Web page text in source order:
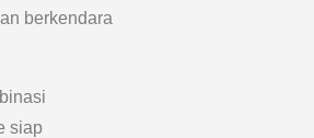
berkendara
siap